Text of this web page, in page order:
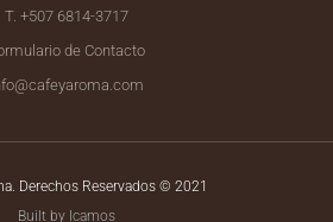
T. +507 6814-3717
de Contacto
Derechos Reservados © 2021
Built by Icamos